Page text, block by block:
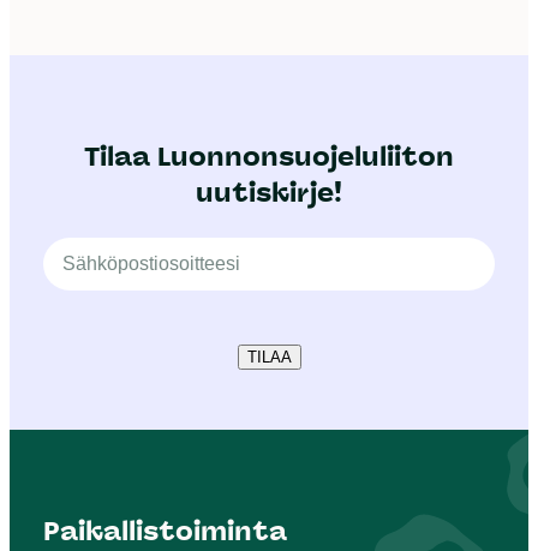
Tilaa Luonnonsuojeluliiton
uutiskirje!
TILAA
Paikallistoiminta